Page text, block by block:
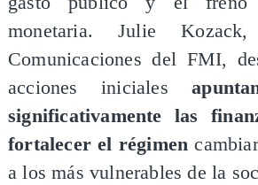
monetaria. Julie
Comunicaciones del FMI,
acciones iniciales
significativamente las
fortalecer el régimen
a los más vulnerables de la